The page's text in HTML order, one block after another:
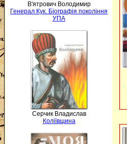
В'ятрович Володимир
Генерал Кук. Біографія покоління
УПА
Серчик Владислав
Коліївщина